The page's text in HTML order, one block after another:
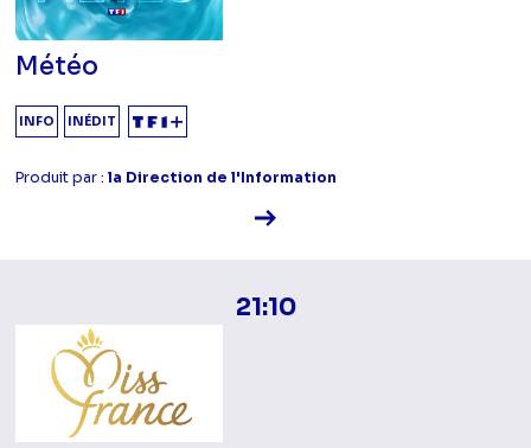
Météo
INFO INÉDIT
Produit par :la Direction de l'Information
Voir la fiche diffusion
21:10